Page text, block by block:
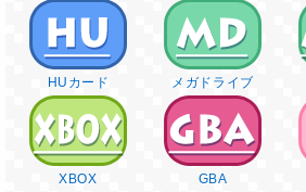
HUカード メガドライブ
XBOX GBA